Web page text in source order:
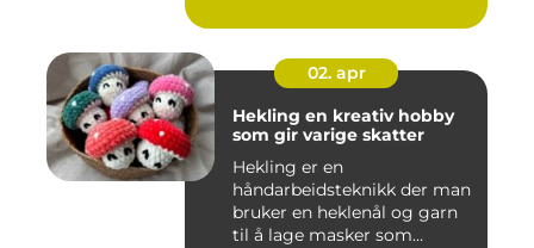
02. apr
Hekling en kreativ hobby
som gir varige skatter
Hekling er en
håndarbeidsteknikk der man
bruker en heklenål og garn
til å lage masker som